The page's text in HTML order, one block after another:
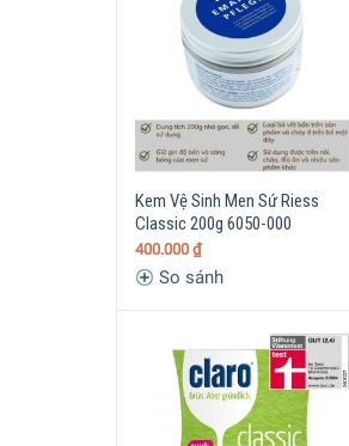
Kem Vệ Sinh Men Sứ Riess
Classic 200g 6050-000
400.000 ₫
So sánh